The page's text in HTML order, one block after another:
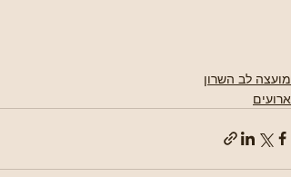
מועצה לב השרון
ארועים